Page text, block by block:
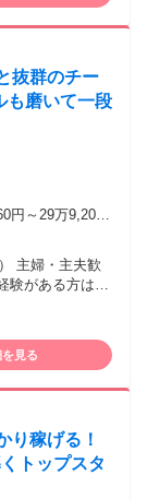
抜群のチー
も磨いて一段
円～29万9,200
時間/月 研修中
勤の給与【下
準モデル給与★
円 ※基本
還
」支給。努力
主婦・主夫歓
験がある方は必
リスト、ヘア
見る
り稼げる！
トップスタ